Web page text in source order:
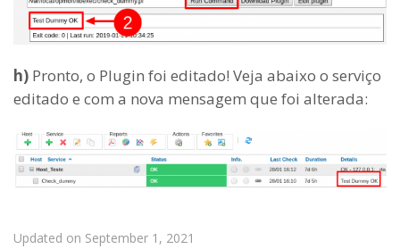
h) Pronto, o Plugin foi editado! Veja abaixo o serviço
editado e com a nova mensagem que foi alterada:
Updated on September 1, 2021